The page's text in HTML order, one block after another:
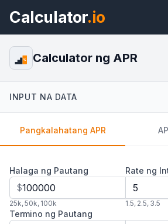
Calculator.io
Preview
% Calculator ng APR
INPUT NA DATA
Pangkalahatang APR
Halaga ng Pautang
$
25k,50k, 100k
Rate ng
1.5, 2.5, 3.5
Termino ng Pautang